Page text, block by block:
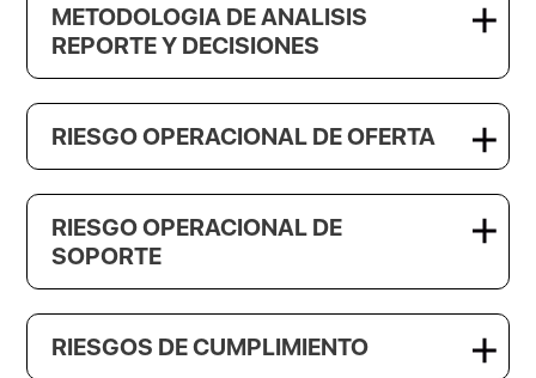
METODOLOGIA DE ANALISIS
REPORTE Y DECISIONES
RIESGO OPERACIONAL DE OFERTA
RIESGO OPERACIONAL DE
SOPORTE
RIESGOS DE CUMPLIMIENTO